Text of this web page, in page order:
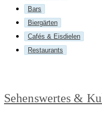
Bars
Biergärten
Cafés & Eisdielen
Restaurants
Sehens­wertes &